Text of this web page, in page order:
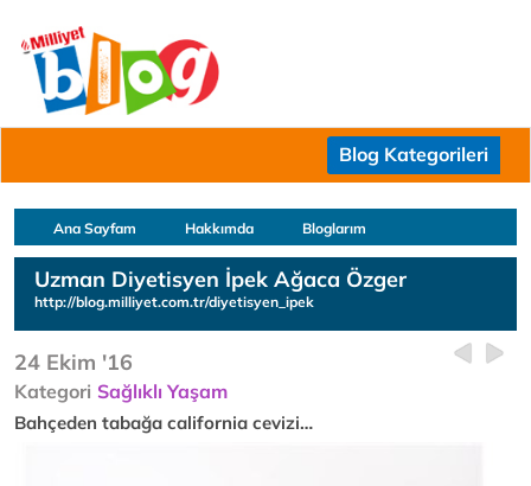
Blog Kategorileri
Ana Sayfam Hakkımda Bloglarım
Uzman Diyetisyen İpek Ağaca Özger
http://blog.milliyet.com.tr/diyetisyen_ipek
24 Ekim '16
Kategori Sağlıklı Yaşam
Bahçeden tabağa california cevizi…